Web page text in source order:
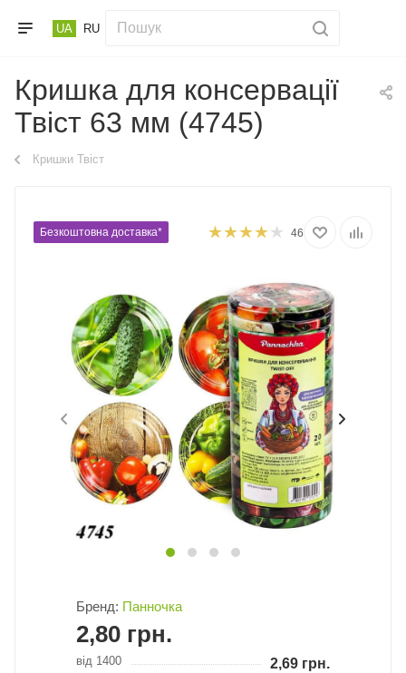
UA RU
Кришка для консервації
Твіст 63 мм (4745)
Кришки Твіст
Безкоштовна доставка* 46
Бренд: Панночка
2,80 грн.
від 1400 2,69 грн.